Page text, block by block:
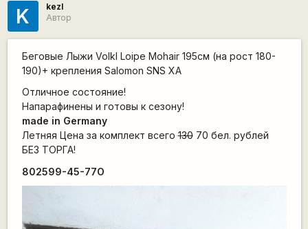
K
kezl
Автор
Беговые Лыжи Volkl Loipe Mohair 195см (на рост 180-
190)+ крепления Salomon SNS XA
Отличное состояние!
Напарафинены и готовы к сезону!
made in Germany
Летняя Цена за комплект всего130 70 бел. рублей
БЕЗ ТОРГА!
802599-45-77O